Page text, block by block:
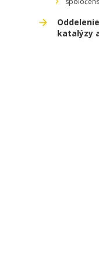
katalýzy